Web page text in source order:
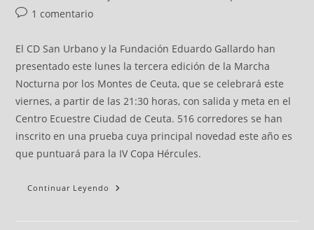
1 comentario
El CD San Urbano y la Fundación Eduardo Gallardo han
presentado este lunes la tercera edición de la Marcha
Nocturna por los Montes de Ceuta, que se celebrará este
viernes, a partir de las 21:30 horas, con salida y meta en el
Centro Ecuestre Ciudad de Ceuta. 516 corredores se han
inscrito en una prueba cuya principal novedad este año es
que puntuará para la IV Copa Hércules.
Continuar Leyendo